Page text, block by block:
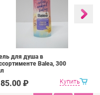
Купить
для душа в
Balea, 300
₽